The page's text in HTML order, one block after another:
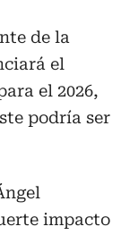
de la
el
el 2026,
podría ser
impacto